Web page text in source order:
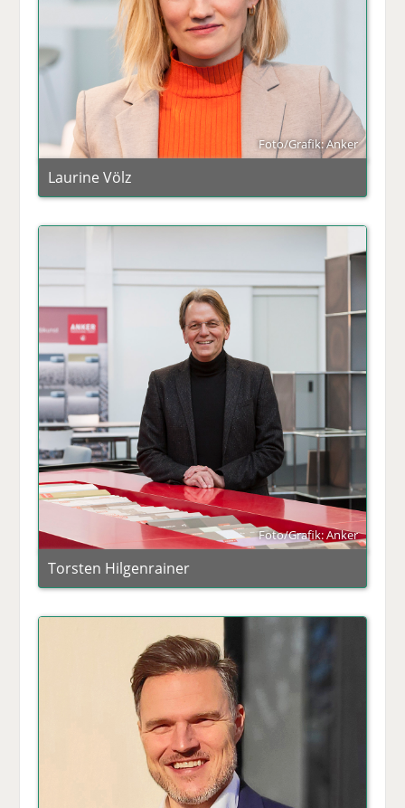
Foto/Grafik: Anker
Laurine Völz
Foto/Grafik: Anker
Torsten Hilgenrainer